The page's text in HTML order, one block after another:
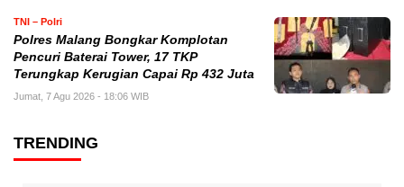
TNI – Polri
Polres Malang Bongkar Komplotan
Pencuri Baterai Tower, 17 TKP
Terungkap Kerugian Capai Rp 432 Juta
Jumat, 7 Agu 2026 - 18:06 WIB
TRENDING